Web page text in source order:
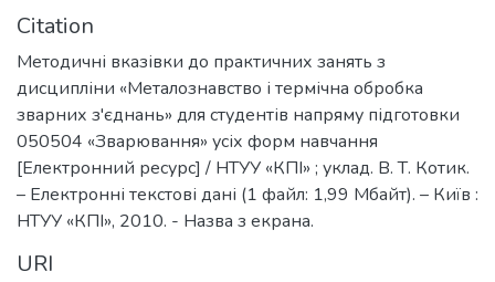
Citation
Методичні вказівки до практичних занять з
дисципліни «Металознавство і термічна обробка
зварних з'єднань» для студентів напряму підготовки
050504 «Зварювання» усіх форм навчання
[Електронний ресурс] / НТУУ «КПІ» ; уклад. В. Т. Котик.
– Електронні текстові дані (1 файл: 1,99 Мбайт). – Київ :
НТУУ «КПІ», 2010. - Назва з екрана.
URI